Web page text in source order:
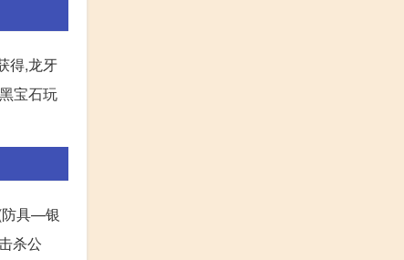
得,龙牙
宝石玩
防具—银
杀公